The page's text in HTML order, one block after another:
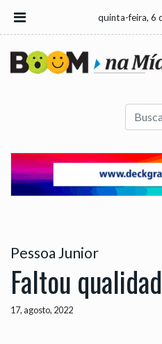
quinta-feira, 6
Buscar
Pessoa Junior
Faltou
17, agosto, 2022